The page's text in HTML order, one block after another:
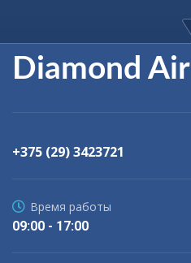
Diamond Air
+375 (29) 3423721
Время работы
09:00 - 17:00